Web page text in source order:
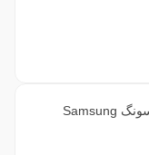
کانکتور مادربرد سامسونگ Samsung